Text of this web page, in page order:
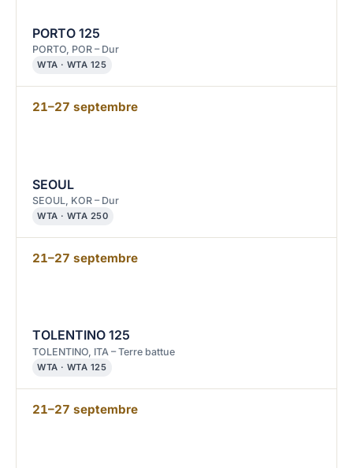
PORTO 125
PORTO, POR – Dur
WTA · WTA 125
21–27 septembre
SEOUL
SEOUL, KOR – Dur
WTA · WTA 250
21–27 septembre
TOLENTINO 125
TOLENTINO, ITA – Terre battue
WTA · WTA 125
21–27 septembre